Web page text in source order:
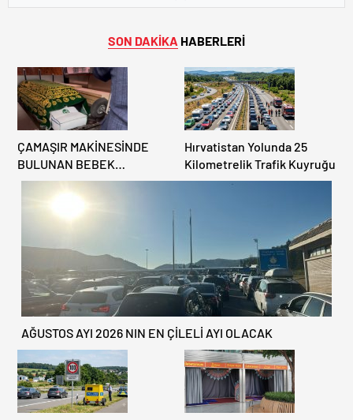
SON DAKİKA HABERLERİ
ÇAMAŞIR MAKİNESİNDE
BULUNAN BEBEK
CENAZESİ ŞOK ETTİ
Hırvatistan Yolunda 25
Kilometrelik Trafik Kuyruğu
AĞUSTOS AYI 2026 NIN EN ÇİLELİ AYI OLACAK